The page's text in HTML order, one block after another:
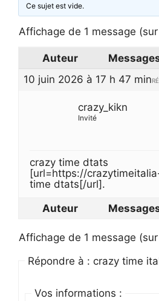
Ce sujet est vide.
Affichage de 1 message
Auteur
10 juin 2026 à 17 h 47 min
crazy_kikn
Invité
crazy time dtats
[url=https://
time dtats[/url].
Auteur
Affichage de 1 message
Répondre à : crazy time
Vos informations :